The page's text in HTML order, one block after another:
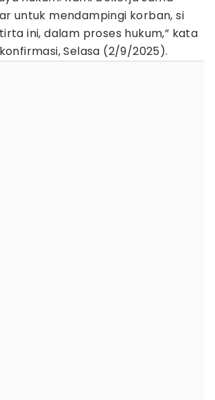
untuk mendampingi korban, si
ini, dalam proses hukum,” kata
Selasa (2/9/2025).